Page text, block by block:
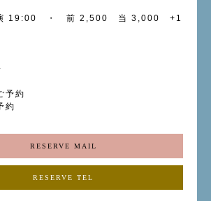
19:00 ・ 前 2,500 当 3,000 +1
予約
約
RESERVE MAIL
RESERVE TEL